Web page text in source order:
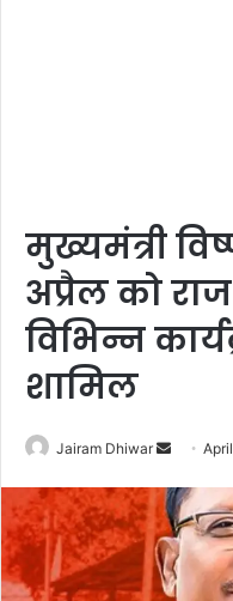
मुख्यमंत्री
अप्रैल को
विभिन्न
शामिल
Jairam Dhiwar
Send
email